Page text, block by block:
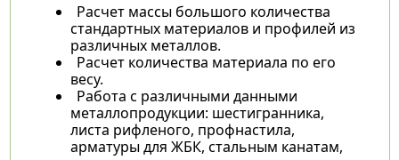
Расчет массы большого количества
стандартных материалов и профилей из
различных металлов.
Расчет количества материала по его
весу.
Работа с различными данными
металлопродукции: шестигранника,
листа рифленого, профнастила,
арматуры для ЖБК, стальным канатам,